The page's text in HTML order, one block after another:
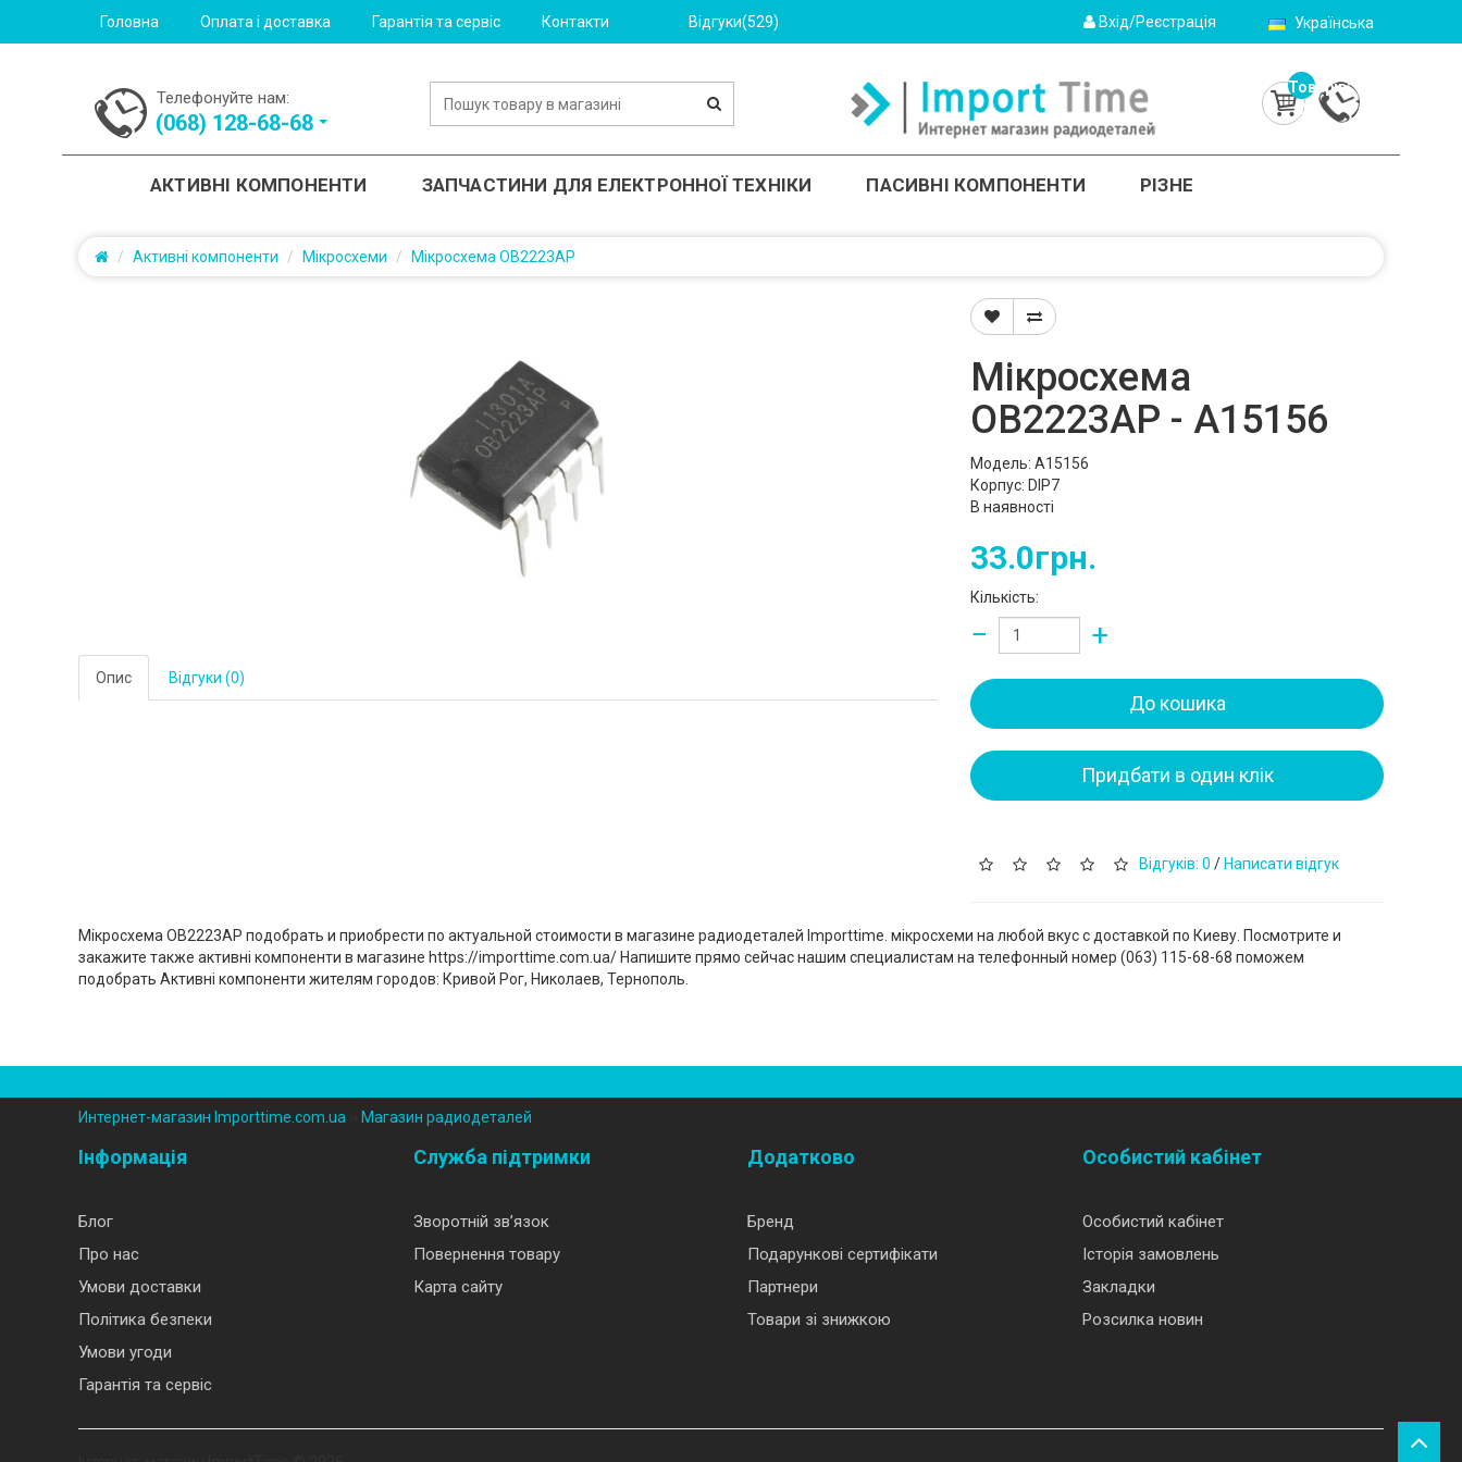
Головна Оплата і доставка Гарантія та сервіс Контакти Відгуки(529) Українська
Вхід/Реєстрація
Телефонуйте нам:
(‎068) 128-68-68
Товарів:
0
(0.0грн.)
АКТИВНІ КОМПОНЕНТИ ЗАПЧАСТИНИ ДЛЯ ЕЛЕКТРОННОЇ ТЕХНІКИ ПАСИВНІ КОМПОНЕНТИ РІЗНЕ
Активні компоненти Мікросхеми Мікросхема OB2223AP
Опис Відгуки (0)
Мікросхема
OB2223AP - A15156
Модель: A15156
Корпус: DIP7
В наявності
33.0грн.
Кількість:
− +
До кошика
Придбати в один клік
Відгуків: 0 / Написати відгук
Мікросхема OB2223AP подобрать и приобрести по актуальной стоимости в магазине радиодеталей Importtime. мікросхеми на любой вкус с доставкой по Киеву. Посмотрите и
закажите также активні компоненти в магазине https://importtime.com.ua/ Напишите прямо сейчас нашим специалистам на телефонный номер (‎063) 115-68-68 поможем
подобрать Активні компоненти жителям городов: Кривой Рог, Николаев, Тернополь.
Интернет-магазин Importtime.com.ua Магазин радиодеталей
Інформація
Блог
Про нас
Умови доставки
Політика безпеки
Умови угоди
Гарантія та сервіс
Служба підтримки
Зворотній зв’язок
Повернення товару
Карта сайту
Додатково
Бренд
Подарункові сертифікати
Партнери
Товари зі знижкою
Особистий кабінет
Особистий кабінет
Історія замовлень
Закладки
Розсилка новин